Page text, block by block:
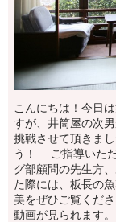
こんにちは！今日
すが、井筒屋の次
挑戦させて頂きま
う！ ご指導いただ
グ部顧問の先生方
た際には、板長の
美をぜひご覧くだ
動画が見られます